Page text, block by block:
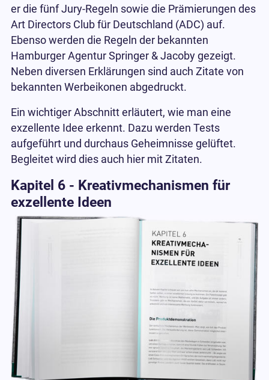
er die fünf Jury-Regeln sowie die Prämierungen des
Art Directors Club für Deutschland (ADC) auf.
Ebenso werden die Regeln der bekannten
Hamburger Agentur Springer & Jacoby gezeigt.
Neben diversen Erklärungen sind auch Zitate von
bekannten Werbeikonen abgedruckt.
Ein wichtiger Abschnitt erläutert, wie man eine
exzellente Idee erkennt. Dazu werden Tests
aufgeführt und durchaus Geheimnisse gelüftet.
Begleitet wird dies auch hier mit Zitaten.
Kapitel 6 - Kreativmechanismen für
exzellente Ideen